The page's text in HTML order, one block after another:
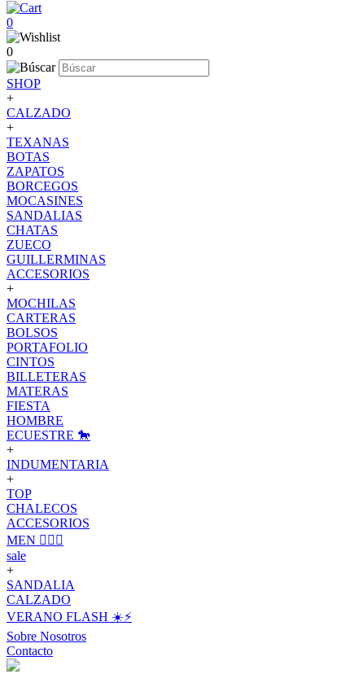
0
0
SHOP
+
CALZADO
+
TEXANAS
BOTAS
ZAPATOS
BORCEGOS
MOCASINES
SANDALIAS
CHATAS
ZUECO
GUILLERMINAS
ACCESORIOS
+
MOCHILAS
CARTERAS
BOLSOS
PORTAFOLIO
CINTOS
BILLETERAS
MATERAS
FIESTA
HOMBRE
ECUESTRE 🐎
+
INDUMENTARIA
+
TOP
CHALECOS
ACCESORIOS
MEN 🙋🏽‍♂️
sale
+
SANDALIA
CALZADO
VERANO FLASH ☀️⚡️
Sobre Nosotros
Contacto